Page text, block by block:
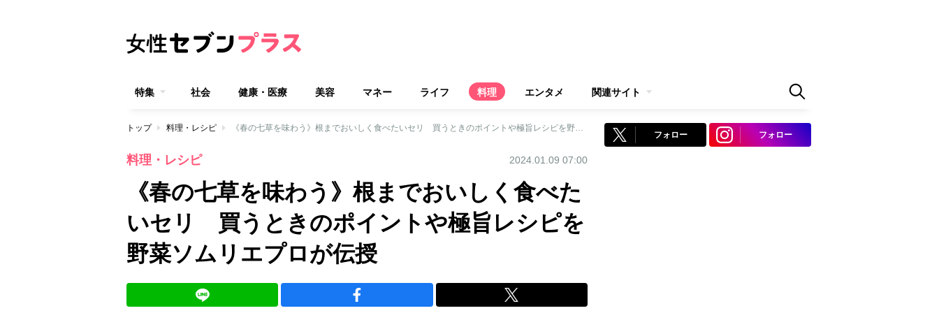
特集 社会 健康・医療 美容 マネー ライフ 料理 エンタメ 関連サイト
トップ 料理・レシピ 《春の七草を味わう》根までおいしく食べたいセリ 買うときのポイントや極旨レシピを野菜ソムリエプロが伝授
料理・レシピ 2024.01.09 07:00
《春の七草を味わう》根までおいしく食べた
いセリ 買うときのポイントや極旨レシピを
野菜ソムリエプロが伝授
フォロー フォロー